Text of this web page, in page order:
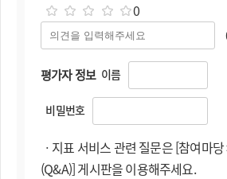
0
평가자 정보이름
비밀번호
ㆍ지표 서비스 관련 질문은 [참여마
(Q&A)] 게시판을 이용해주세요.